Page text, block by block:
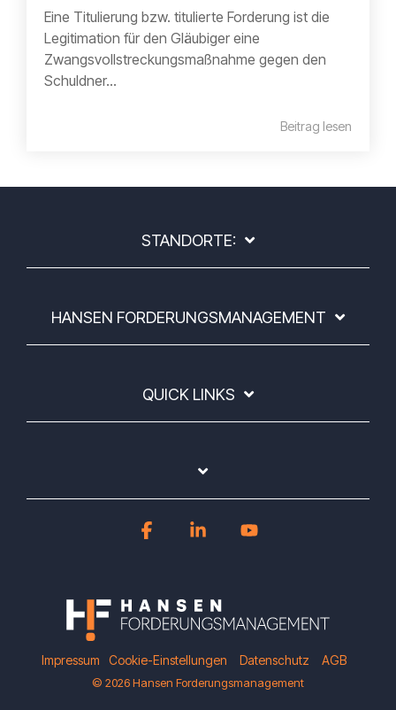
Eine Titulierung bzw. titulierte Forderung ist die
Legitimation für den Gläubiger eine
Zwangsvollstreckungsmaßnahme gegen den
Schuldner...
Beitrag lesen
STANDORTE:
HANSEN FORDERUNGSMANAGEMENT
QUICK LINKS
Impressum Cookie-Einstellungen Datenschutz AGB
© 2026 Hansen Forderungsmanagement
FacebookLinkedin